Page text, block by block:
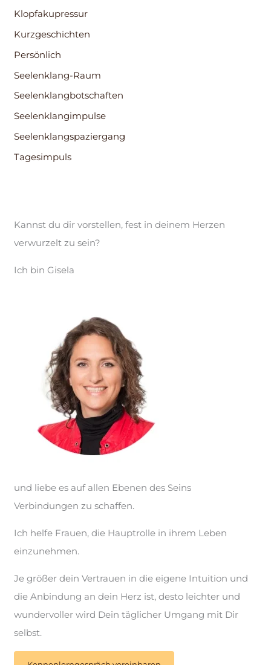
Klopfakupressur
Kurzgeschichten
Persönlich
Seelenklang-Raum
Seelenklangbotschaften
Seelenklangimpulse
Seelenklangspaziergang
Tagesimpuls
Kannst du dir vorstellen, fest in deinem Herzen
verwurzelt zu sein?
Ich bin Gisela
und liebe es auf allen Ebenen des Seins
Verbindungen zu schaffen.
Ich helfe Frauen, die Hauptrolle in ihrem Leben
einzunehmen.
Je größer dein Vertrauen in die eigene Intuition und
die Anbindung an dein Herz ist, desto leichter und
wundervoller wird Dein täglicher Umgang mit Dir
selbst.